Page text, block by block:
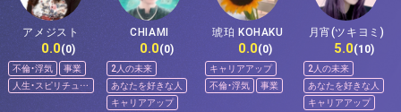
アメジスト
0.0(0)
不倫・浮気
事業
人生・スピリチュア
ル
CHIAMI
0.0(0)
2人の未来
あなたを好きな人
キャリアアップ
琥珀 KOHAKU
0.0(0)
キャリアアップ
不倫・浮気
事業
月宵(ツキヨミ)
5.0(10)
2人の未来
あなたを好きな人
キャリアアップ